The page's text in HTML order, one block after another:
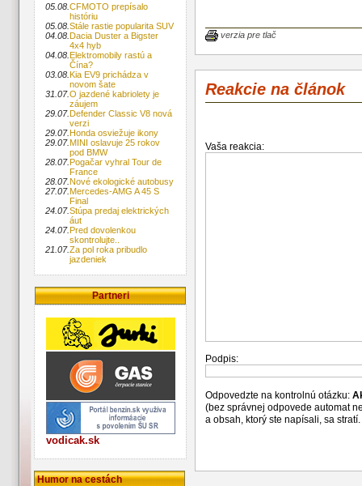
05.08.CFMOTO prepísalo
históriu
05.08.Stále rastie popularita SUV
04.08.Dacia Duster a Bigster
4x4 hyb
04.08.Elektromobily rastú a
Čína?
03.08.Kia EV9 prichádza v
novom šate
31.07.O jazdené kabriolety je
záujem
29.07.Defender Classic V8 nová
verzi
29.07.Honda osviežuje ikony
29.07.MINI oslavuje 25 rokov
pod BMW
28.07.Pogačar vyhral Tour de
France
28.07.Nové ekologické autobusy
27.07.Mercedes-AMG A 45 S
Final
24.07.Stúpa predaj elektrických
áut
24.07.Pred dovolenkou
skontrolujte..
21.07.Za pol roka pribudlo
jazdeniek
Partneri
vodicak.sk
Humor na cestách
verzia pre tlač
Reakcie na článok
Vaša reakcia:
Podpis:
Odpovedzte na kontrolnú otázku:
(bez správnej odpovede automat
a obsah, ktorý ste napísali, sa